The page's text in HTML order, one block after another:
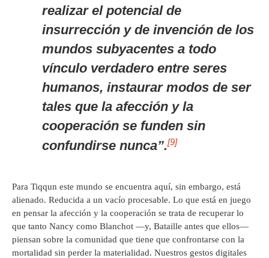
realizar el potencial de
insurrección y de invención de los
mundos subyacentes a todo
vínculo verdadero entre seres
humanos, instaurar modos de ser
tales que la afección y la
cooperación se funden sin
confundirse nunca”.[9]
Para Tiqqun este mundo se encuentra aquí, sin embargo, está
alienado. Reducida a un vacío procesable. Lo que está en juego
en pensar la afección y la cooperación se trata de recuperar lo
que tanto Nancy como Blanchot —y, Bataille antes que ellos—
piensan sobre la comunidad que tiene que confrontarse con la
mortalidad sin perder la materialidad. Nuestros gestos digitales